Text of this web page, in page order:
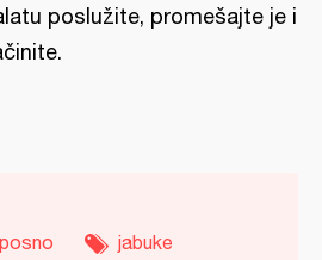
poslužite, promešajte je i
posno
jabuke